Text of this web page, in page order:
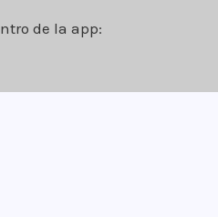
de la app: